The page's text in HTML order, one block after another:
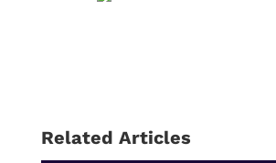
Related Articles